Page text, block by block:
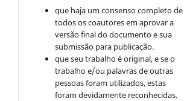
que haja um consenso completo de
todos os coautores em aprovar a
versão final do documento e sua
submissão para publicação.
que seu trabalho é original, e se o
trabalho e/ou palavras de outras
pessoas foram utilizados, estas
foram devidamente reconhecidas.